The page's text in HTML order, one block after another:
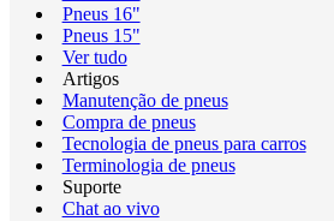
Pneus 16"
Pneus 15"
Ver tudo
Artigos
Manutenção de pneus
Compra de pneus
Tecnologia de pneus para carros
Terminologia de pneus
Suporte
Chat ao vivo